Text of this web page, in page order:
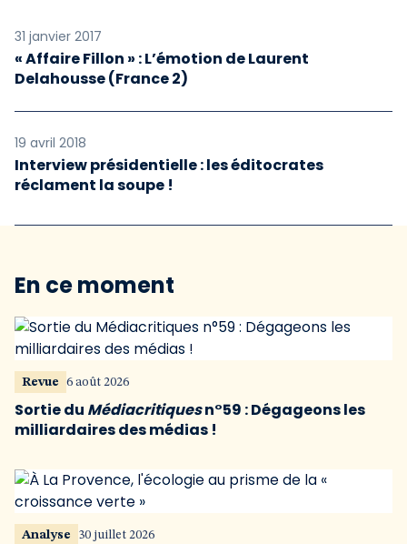
31 janvier 2017
« Affaire Fillon » : L’émotion de Laurent
Delahousse (France 2)
19 avril 2018
Interview présidentielle : les éditocrates
réclament la soupe !
En ce moment
Revue 6 août 2026
Sortie du Médiacritiquesn°59 : Dégageons les
milliardaires des médias !
Analyse 30 juillet 2026